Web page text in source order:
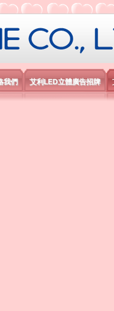
限公司
我們 艾利LED立體廣告招牌